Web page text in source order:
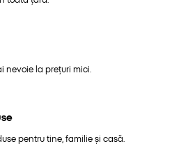
nevoie la prețuri mici.
pentru tine, familie și casă.